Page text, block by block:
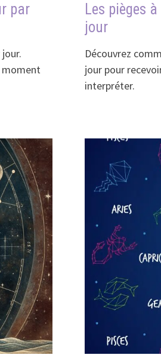
par
moment
Les pièges
jour
Découvrez
jour pour
interpréter.